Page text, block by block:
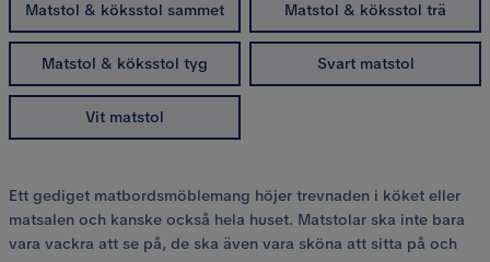
Matstol & köksstol sammet Matstol & köksstol trä
Matstol & köksstol tyg Svart matstol
Vit matstol
Ett gediget matbordsmöblemang höjer trevnaden i köket eller
matsalen och kanske också hela huset. Matstolar ska inte bara
vara vackra att se på, de ska även vara sköna att sitta på och